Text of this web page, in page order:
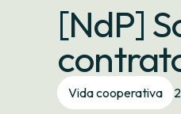
[NdP]
Vida cooperativa